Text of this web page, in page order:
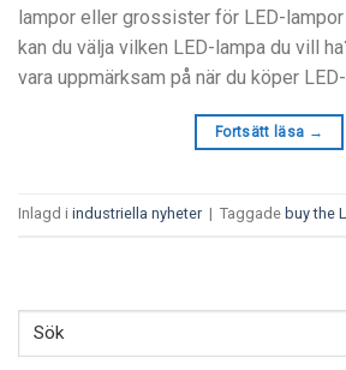
lampor eller grossister för LED-
kan du välja vilken LED-lampa du vill
vara uppmärksam på när du köper
Fortsätt läsa →
Inlagd i industriella nyheter | Taggade buy the